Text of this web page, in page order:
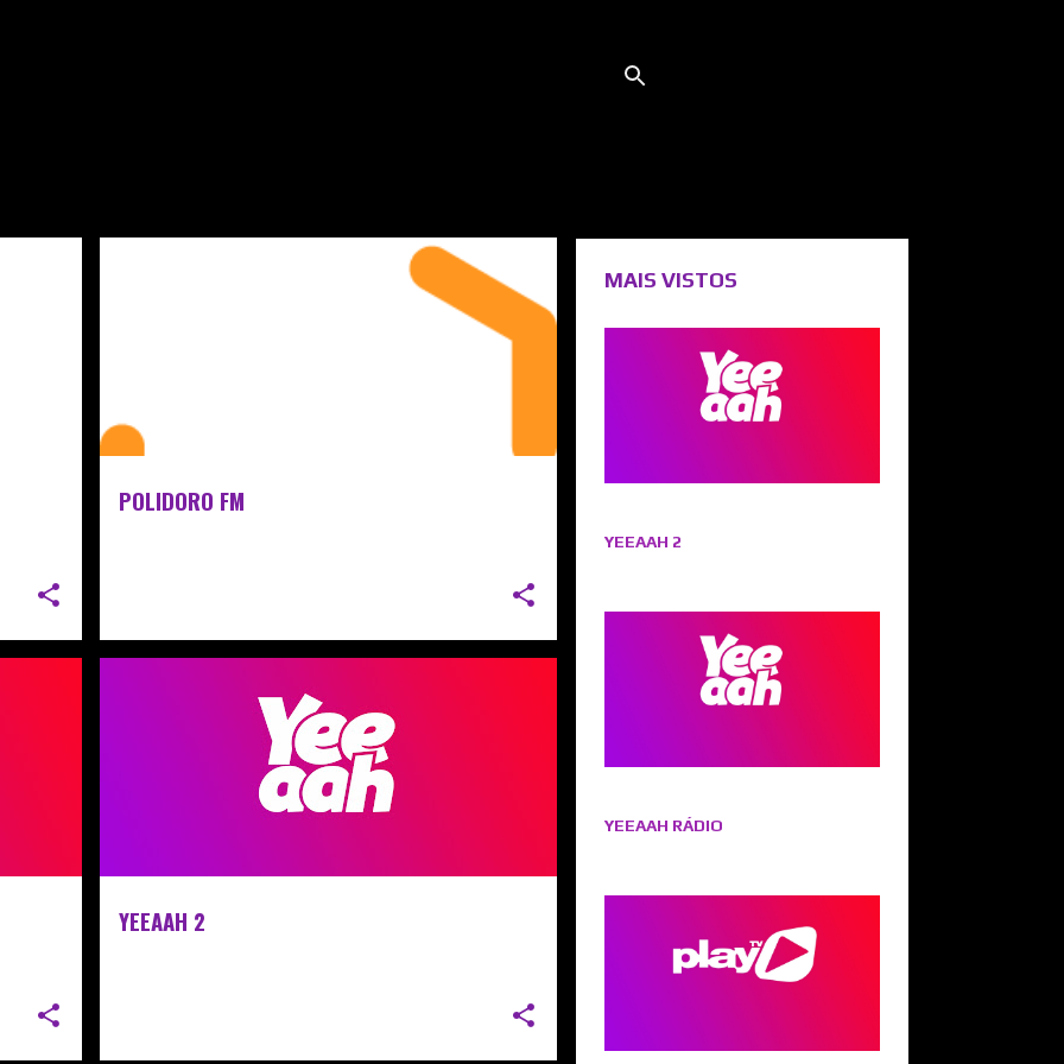
POLIDORO FM
YEEAAH 2
MAIS VISTOS
YEEAAH 2
YEEAAH RÁDIO